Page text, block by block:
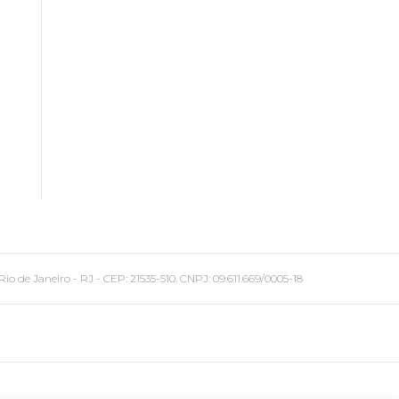
Janeiro - RJ - CEP: 21535-510. CNPJ: 09.611.669/0005-18